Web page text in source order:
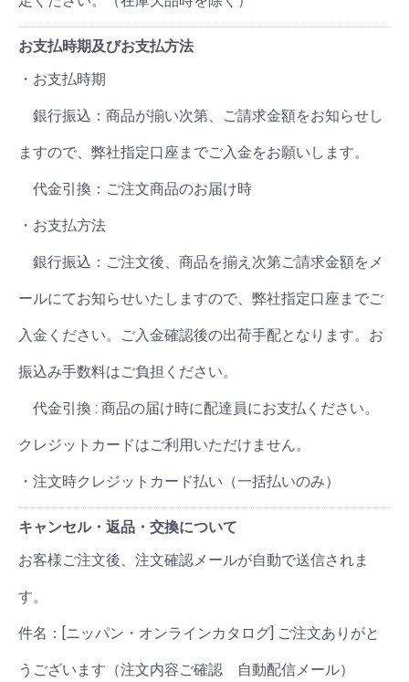
お支払時期及びお支払方法
・お支払時期
銀行振込：商品が揃い次第、ご請求金額をお知らせし
ますので、弊社指定口座までご入金をお願いします。
代金引換：ご注文商品のお届け時
・お支払方法
銀行振込：ご注文後、商品を揃え次第ご請求金額をメ
ールにてお知らせいたしますので、弊社指定口座までご
入金ください。ご入金確認後の出荷手配となります。お
振込み手数料はご負担ください。
代金引換 : 商品の届け時に配達員にお支払ください。
クレジットカードはご利用いただけません。
・注文時クレジットカード払い（一括払いのみ）
キャンセル・返品・交換について
お客様ご注文後、注文確認メールが自動で送信されま
す。
件名：[ニッパン・オンラインカタログ] ご注文ありがと
うございます（注文内容ご確認 自動配信メール）